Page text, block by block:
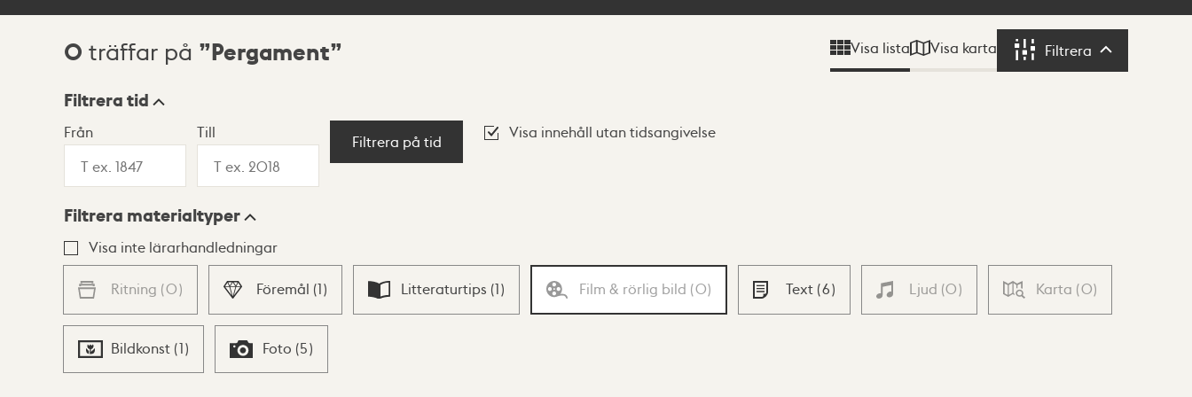
Sökresultat
0 träffar på Pergament Visa lista Visa karta Filtrera Filtrera
Visningsläge
Lista Karta
Filtrera tid
Från Till
Filtrera på tid
Visa innehåll utan tidsangivelse
Filtrera materialtyper
Visa inte lärarhandledningar
Ritning (0) Föremål (1) Litteraturtips (1) Film & rörlig bild (0) Text (6) Ljud (0) Karta (0)
Bildkonst (1) Foto (5)